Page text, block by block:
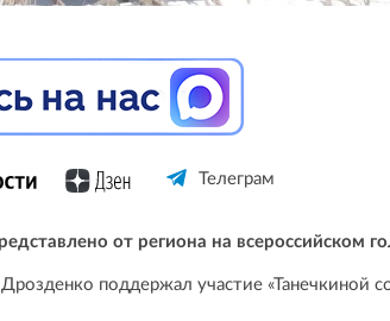
Телеграм
от региона на всероссийском
поддержал участие «Танечкиной